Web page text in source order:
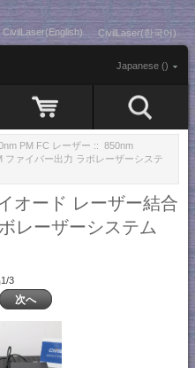
CivilLaser(English) CivilLaser(한국어)
Japanese ()
PM FC レーザー :: 850nm
ファイバー出力 ラボレーザーシステ
オード レーザー結合
レーザーシステム
3
次へ